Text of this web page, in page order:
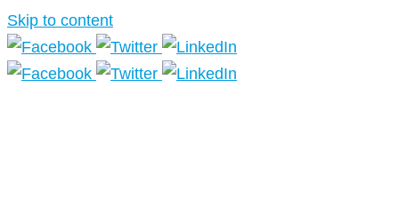
Skip to content
Más información.